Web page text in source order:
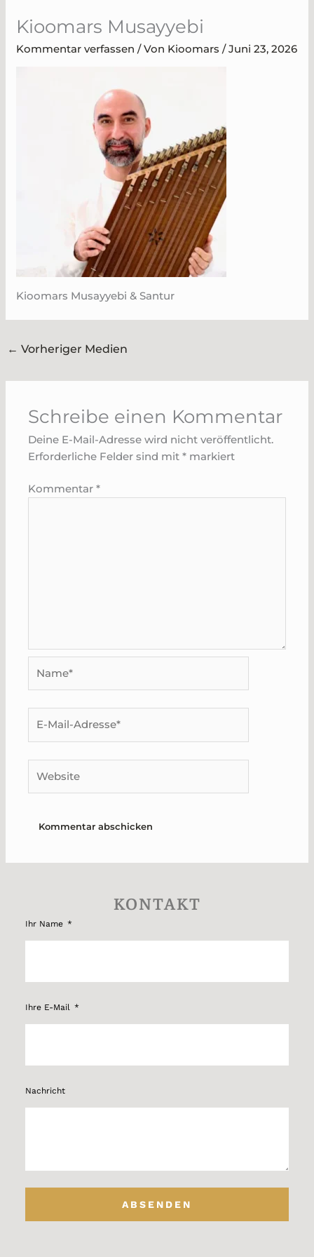
InhaltKioomars Musayyebi
Kommentar verfassen / Von Kioomars/Juni 23, 2026
Kioomars Musayyebi & Santur
← Vorheriger Medien
Schreibe einen Kommentar
Deine E-Mail-Adresse wird nicht veröffentlicht.
Erforderliche Felder sind mit* markiert
Kommentar*
Mail-
KONTAKT
Ihr Name
Ihre E-Mail
Nachricht
ABSENDEN